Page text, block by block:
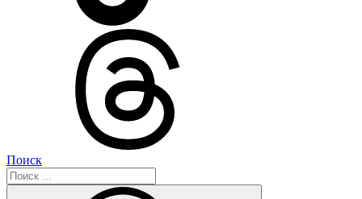
Поиск